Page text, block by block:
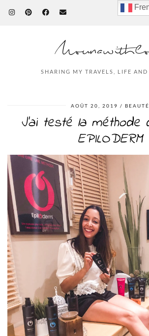
SHARING MY TRAVELS, LIFE AND
AOÛT 20, 2019 BEAUTÉ
J’ai testé la méthode
EPILODERM